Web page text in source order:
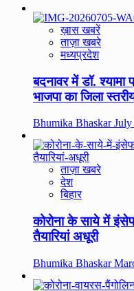
ख़ास खबरें
ताज़ा खबरे
मध्यप्रदेश
बदनावर में डॉ. श्यामा
भाजपा का जिला
Bhumika BhaskarJuly
ताज़ा खबरे
देश
बिहार
कोरोना के साये में
तैयारियां अधूरी
Bhumika Bhaskar